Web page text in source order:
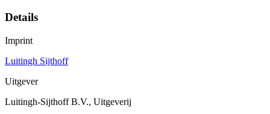
Details
Imprint
Luitingh Sijthoff
Uitgever
Luitingh-Sijthoff B.V., Uitgeverij